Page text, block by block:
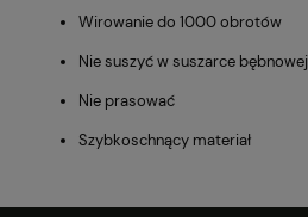
Wirowanie do 1000 obrotów
Nie suszyć w suszarce bębnowej
Nie prasować
Szybkoschnący materiał